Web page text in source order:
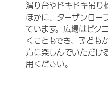
滑り台やドキドキ吊り
ほかに、ターザンロー
ています。広場はピク
くこともでき、子ども
方に楽しんでいただけ
用ください。